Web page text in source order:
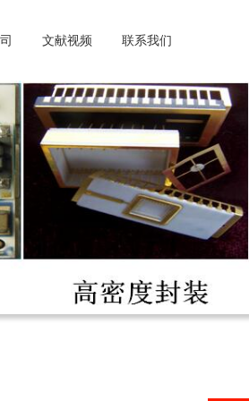
文献视频 联系我们